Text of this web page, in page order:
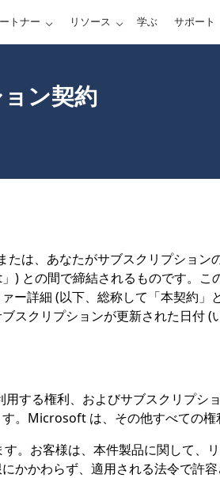
トナー リソース 学ぶ サポート
ン契約
は、あなたがサブスクリプショ
の間で締結されるものです。こ
ー詳細 (以下、総称して「本契約
スクリプションが更新された日付
する権利、およびサブスクリプシ
。Microsoft は、その他すべての権
。お客様は、本件製品に関して、
かかわらず、適用される法令で許